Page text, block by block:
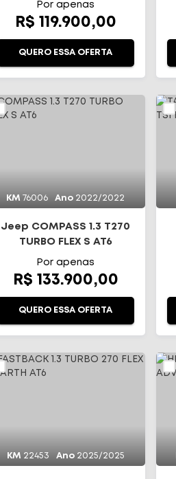
Por apenas
R$ 119.900,00
QUERO ESSA OFERTA
KM 76006 Ano 2022/2022
Jeep COMPASS 1.3 T270
TURBO FLEX S AT6
Por apenas
R$ 133.900,00
QUERO ESSA OFERTA
KM 22453 Ano 2025/2025